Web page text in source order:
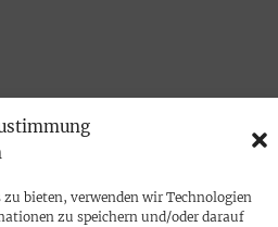
bieten, verwenden wir Technologien
zu speichern und/oder darauf